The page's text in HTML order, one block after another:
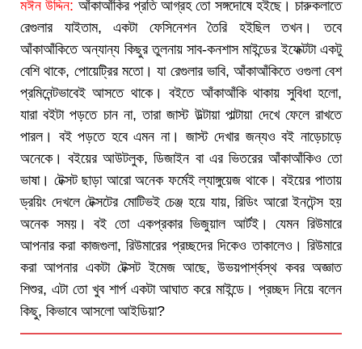
মঈন উদ্দিন: আঁকাআঁকির প্রতি আগ্রহ তো সঙ্গদোষে হইছে। চারুকলাতে
রেগুলার যাইতাম, একটা ফেসিনেশন তৈরি হইছিল তখন। তবে
আঁকাআঁকিতে অন্যান্য কিছুর তুলনায় সাব-কনশাস মাইন্ডের ইফেক্টটা একটু
বেশি থাকে, পোয়েট্রির মতো। যা রেগুলার ভাবি, আঁকাআঁকিতে ওগুলা বেশ
প্রমিনেন্টভাবেই আসতে থাকে। বইতে আঁকাআঁকি থাকায় সুবিধা হলো,
যারা বইটা পড়তে চান না, তারা জাস্ট উল্টায়া পাল্টায়া দেখে ফেলে রাখতে
পারল। বই পড়তে হবে এমন না। জাস্ট দেখার জন্যও বই নাড়েচাড়ে
অনেকে। বইয়ের আউটলুক, ডিজাইন বা এর ভিতরের আঁকাআঁকিও তো
ভাষা। টেক্সট ছাড়া আরো অনেক ফর্মেই ল্যাঙ্গুয়েজ থাকে। বইয়ের পাতায়
ড্রয়িং দেখলে টেক্সটের মোটিভই চেঞ্জ হয়ে যায়, রিডিং আরো ইনটেন্স হয়
অনেক সময়। বই তো একপ্রকার ভিজুয়াল আর্টই। যেমন রিউমারে
আপনার করা কাজগুলা, রিউমারের প্রচ্ছদের দিকেও তাকালেও। রিউমারে
করা আপনার একটা টেক্সট ইমেজ আছে, উভয়পার্শ্বস্থ কবর অজ্ঞাত
শিশুর, এটা তো খুব শার্প একটা আঘাত করে মাইন্ডে। প্রচ্ছদ নিয়ে বলেন
কিছু, কিভাবে আসলো আইডিয়া?